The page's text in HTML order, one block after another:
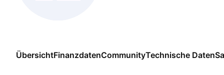
ÜbersichtFinanzdatenCommunityTechnische Daten